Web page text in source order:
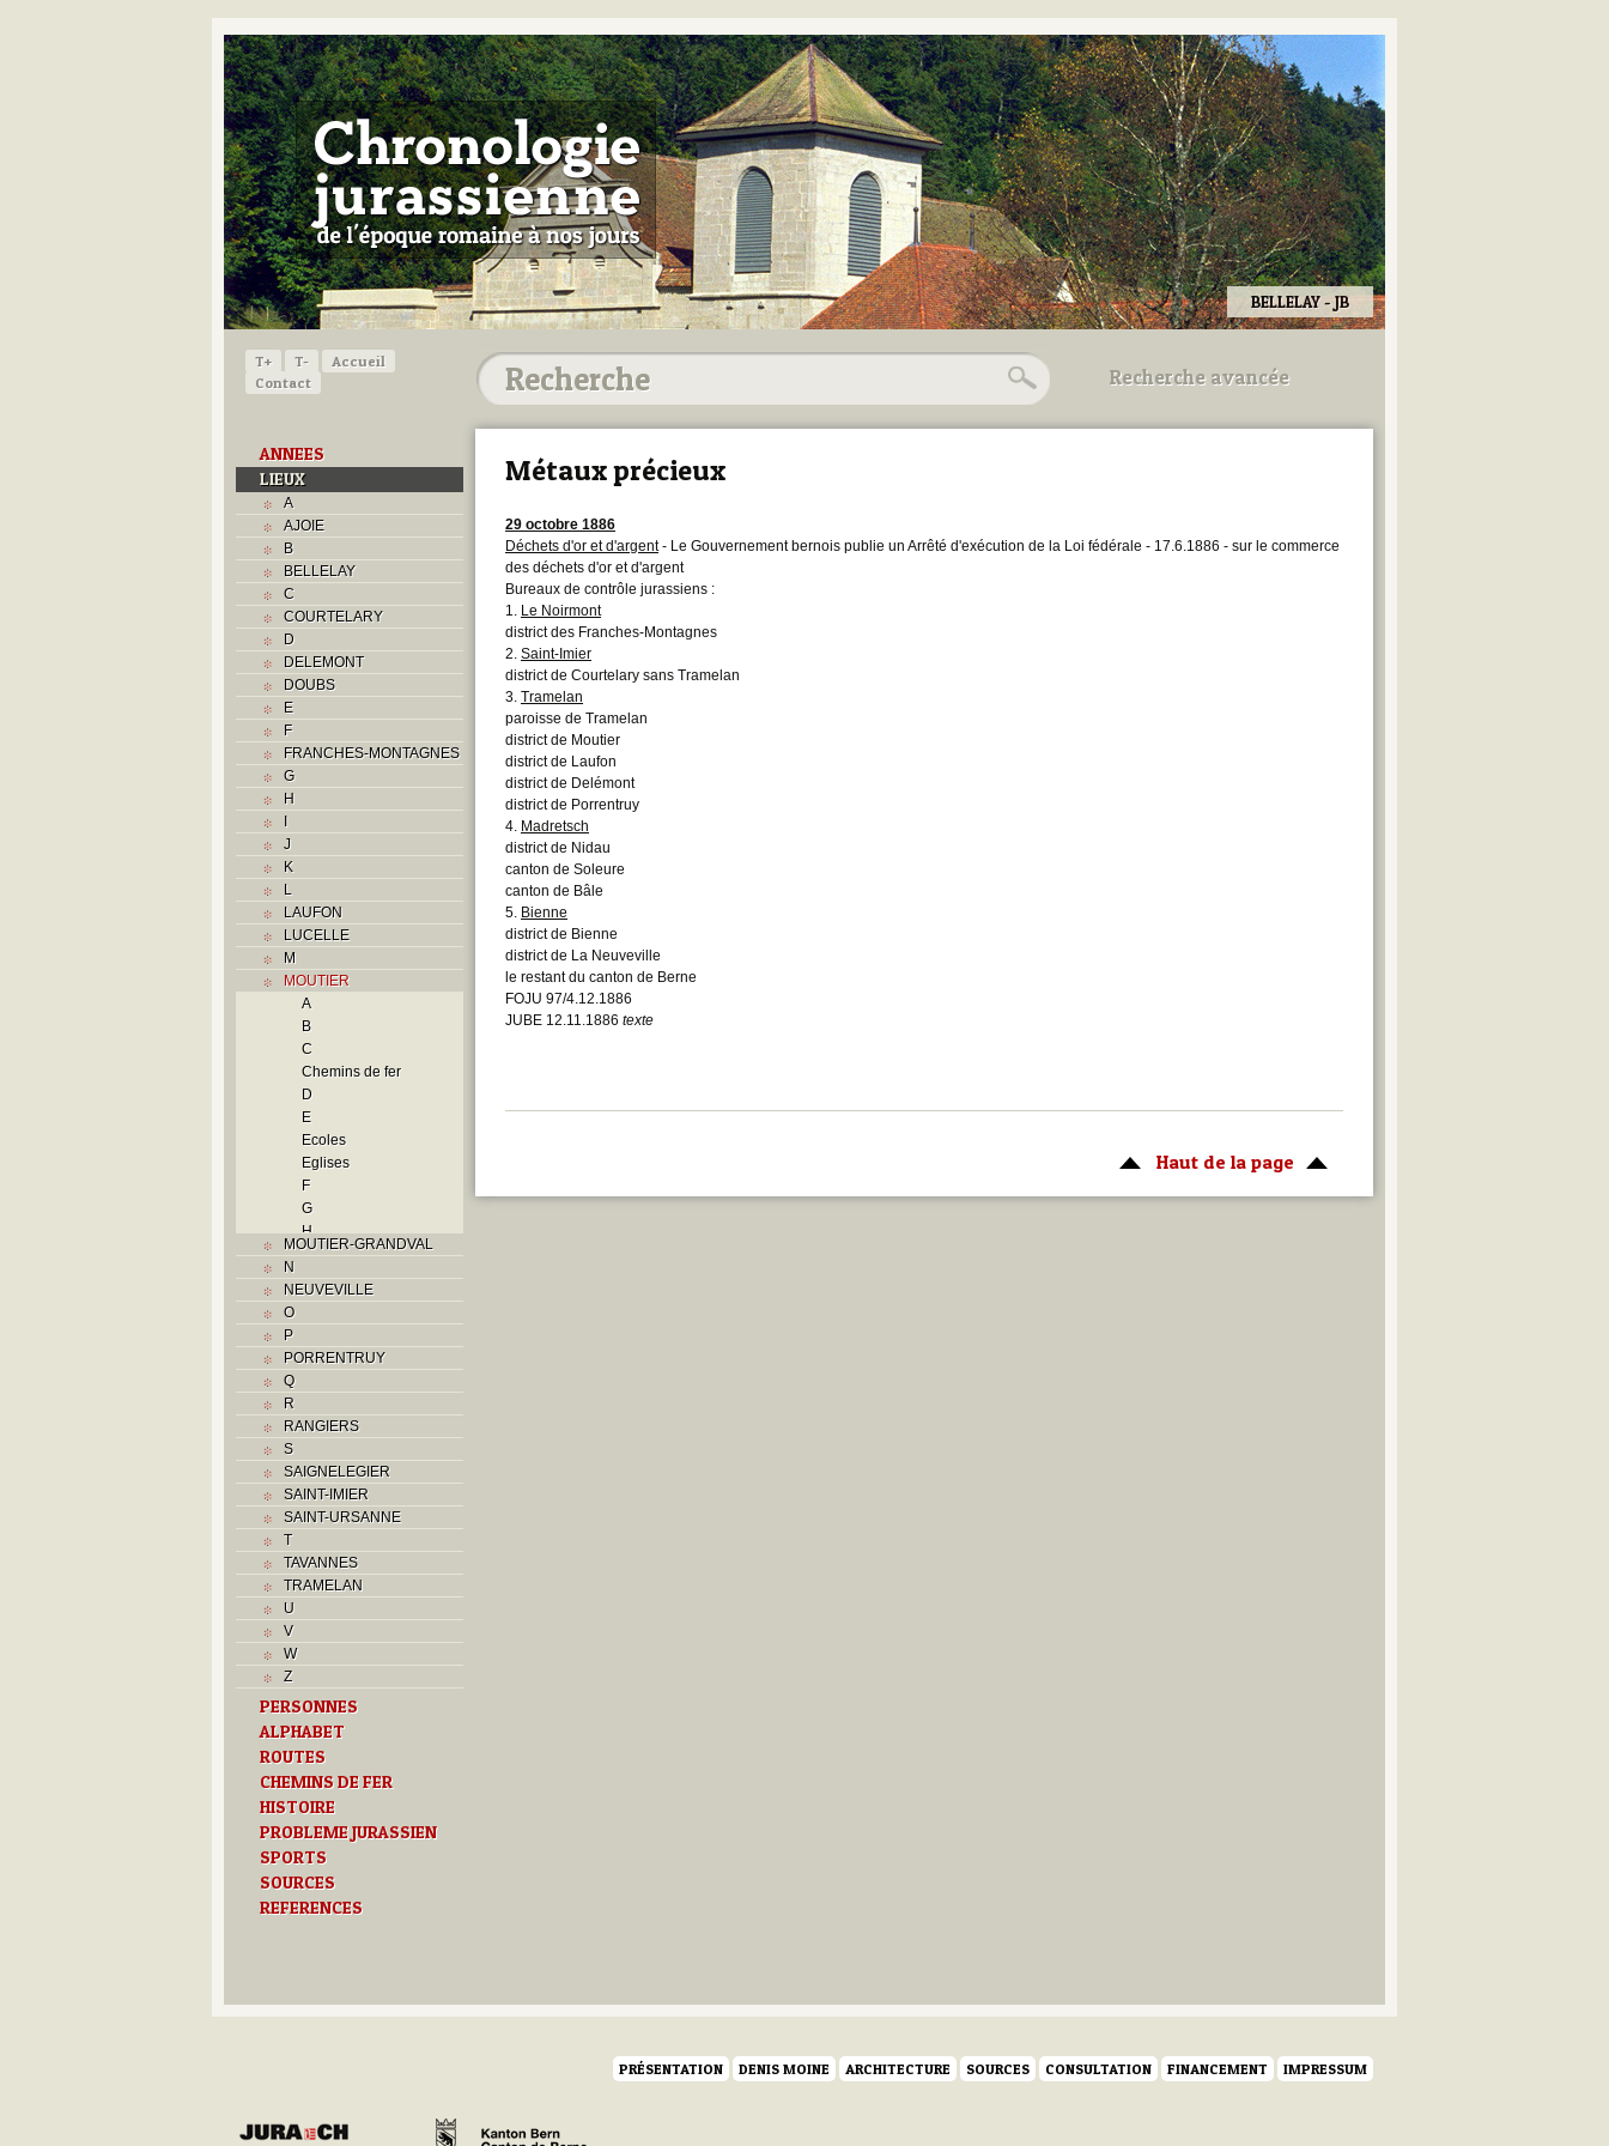
BELLELAY - JB
T+ T-
Accueil
Contact
ANNEES
LIEUX
A
AJOIE
B
BELLELAY
C
COURTELARY
D
DELEMONT
DOUBS
E
F
FRANCHES-MONTAGNES
G
H
I
J
K
L
LAUFON
LUCELLE
M
MOUTIER
A
B
C
Chemins de fer
D
E
Ecoles
Eglises
F
G
H
Histoire
Industrie
M
O
Paroisses
Problème jurassien
Q
S
Sociétés locales
Z
MOUTIER-GRANDVAL
N
NEUVEVILLE
O
P
PORRENTRUY
Q
R
RANGIERS
S
SAIGNELEGIER
SAINT-IMIER
SAINT-URSANNE
T
TAVANNES
TRAMELAN
U
V
W
Z
PERSONNES
ALPHABET
ROUTES
CHEMINS DE FER
HISTOIRE
PROBLEME JURASSIEN
SPORTS
SOURCES
REFERENCES
Recherche avancée
Utilisez les champs ci-dessous
Métaux précieux
29 octobre 1886
Déchets d'or et d'argent- Le Gouvernement bernois publie un Arrêté d'exécution de la Loi fédérale - 17.6.1886 - sur le commerce
des déchets d'or et d'argent
Bureaux de contrôle jurassiens :
1. Le Noirmont
district des Franches-Montagnes
2. Saint-Imier
district de Courtelary sans Tramelan
3. Tramelan
paroisse de Tramelan
district de Moutier
district de Laufon
district de Delémont
district de Porrentruy
4. Madretsch
district de Nidau
canton de Soleure
canton de Bâle
5. Bienne
district de Bienne
district de La Neuveville
le restant du canton de Berne
FOJU 97/4.12.1886
JUBE 12.11.1886 texte
Haut de la page
PRÉSENTATION DENIS MOINE ARCHITECTURE SOURCES CONSULTATION FINANCEMENT IMPRESSUM